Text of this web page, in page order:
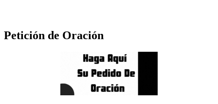
Petición de Oración